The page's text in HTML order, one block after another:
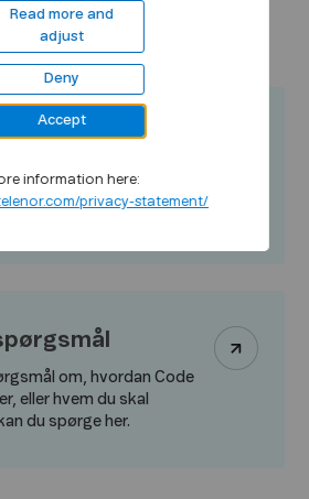
tillader ikke nogen form for
står frem i god tro.
at rapportere
eller har mistanke
of Conduct, kan du
om, hvordan Code
eller hvem du skal
du spørge her.
Read more and
adjust
Deny
Accept
information here:
privacy-statement/